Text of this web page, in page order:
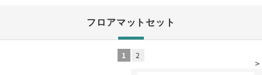
フロアマットセット
>
1 2